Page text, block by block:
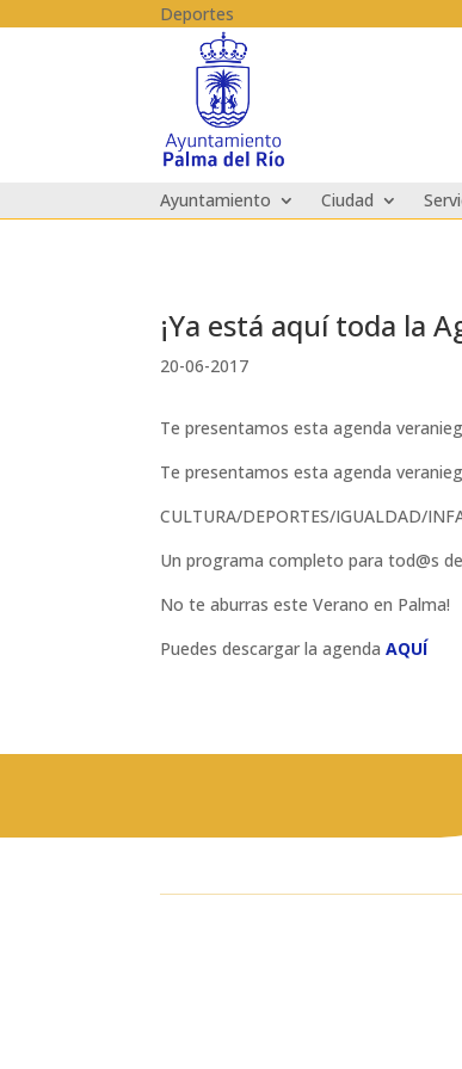
Deportes
Ayuntamiento Ciudad
¡Ya está aquí toda la
20-06-2017
Te presentamos esta agenda
Te presentamos esta agenda
CULTURA/DEPORTES/IGUALDAD/
Un programa completo para tod@s
No te aburras este Verano en Palma!
Puedes descargar la agendaAQUÍ